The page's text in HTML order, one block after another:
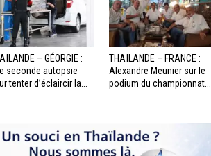
– GÉORGIE :
seconde autopsie
tenter d’éclaircir la...
THAÏLANDE – FRANCE :
Alexandre Meunier sur le
podium du championnat...